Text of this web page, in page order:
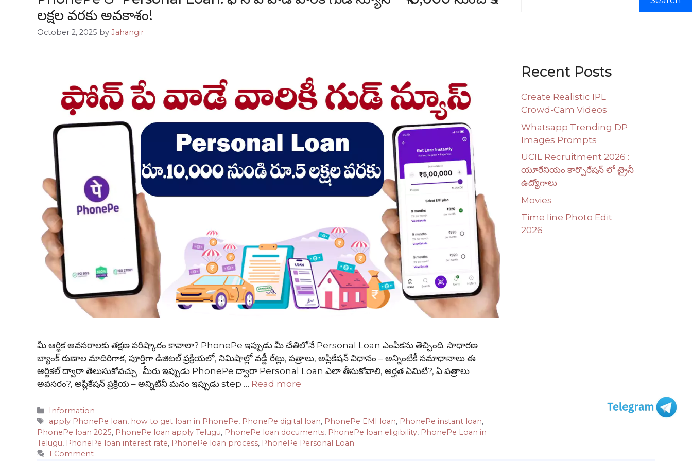
లక్షల వరకు అవకాశం!
October 2, 2025 by Jahangir
మీ ఆర్థిక అవసరాలకు తక్షణ పరిష్కారం కావాలా? PhonePe ఇప్పుడు మీ చేతిలోనే Personal Loan ఎంపికను తెచ్చింది. సాధారణ
బ్యాంక్ రుణాల మాదిరిగాక, పూర్తిగా డిజిటల్ ప్రక్రియలో, నిమిషాల్లో వడ్డీ రేట్లు, పత్రాలు, అప్లికేషన్ విధానం – అన్నింటికీ సమాధానాలు ఈ
ఆర్టికల్ ద్వారా తెలుసుకోవచ్చు . మీరు ఇప్పుడు PhonePe ద్వారా Personal Loan ఎలా తీసుకోవాలి, అర్హత ఏమిటి?, ఏ పత్రాలు
అవసరం?, అప్లికేషన్ ప్రక్రియ – అన్నిటినీ మనం ఇప్పుడు step … Read more
Categories
Information
Tags
apply PhonePe loan, how to get loan in PhonePe, PhonePe digital loan, PhonePe EMI loan, PhonePe instant loan,
PhonePe loan 2025, PhonePe loan apply Telugu, PhonePe loan documents, PhonePe loan eligibility, PhonePe Loan in
Telugu, PhonePe loan interest rate, PhonePe loan process, PhonePe Personal Loan
1 Comment
Recent Posts
Create Realistic IPL
Crowd-Cam Videos
Whatsapp Trending DP
Images Prompts
UCIL Recruitment 2026 :
యూరేనియం కార్పొరేషన్ లో ట్రైనీ
ఉద్యోగాలు
Movies
Time line Photo Edit
2026